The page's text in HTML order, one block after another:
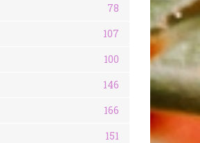
78
107
100
146
166
151